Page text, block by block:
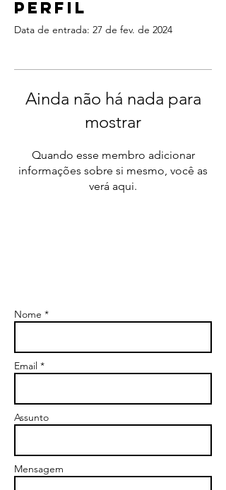
Perfil
Data de entrada: 27 de fev. de 2024
Ainda não há nada para
mostrar
Quando esse membro adicionar
informações sobre si mesmo, você as
verá aqui.
Nome *
Email *
Assunto
Mensagem